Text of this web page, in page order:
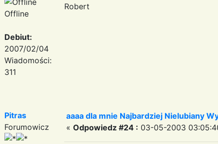
Offline
Debiut:
2007/02/04
Wiadomości:
311
Robert
Pitras
Forumowicz
aaaa dla mnie Najbardziej Nielubiany
« Odpowiedz #24 : 03-05-2003